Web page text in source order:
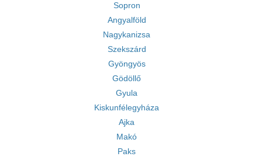
Sopron
Angyalföld
Nagykanizsa
Szekszárd
Gyöngyös
Gödöllő
Gyula
Kiskunfélegyháza
Ajka
Makó
Paks